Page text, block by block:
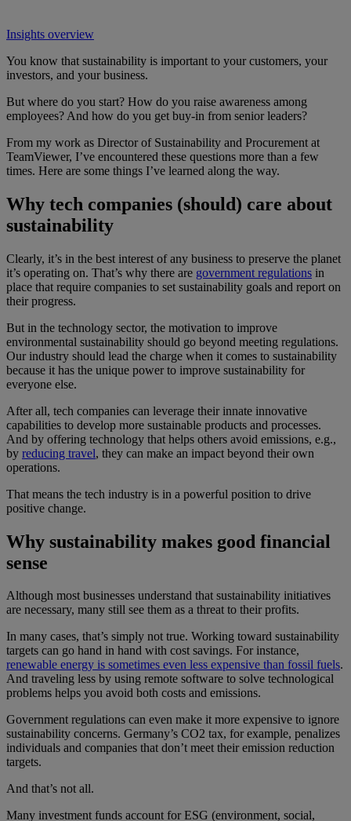
Insights overview
You know that sustainability is important to your customers, your
investors, and your business.
But where do you start? How do you raise awareness among
employees? And how do you get buy-in from senior leaders?
From my work as Director of Sustainability and Procurement at
TeamViewer, I’ve encountered these questions more than a few
times. Here are some things I’ve learned along the way.
Why tech companies (should) care about
sustainability
Clearly, it’s in the best interest of any business to preserve the planet
it’s operating on. That’s why there are government regulations in
place that require companies to set sustainability goals and report on
their progress.
But in the technology sector, the motivation to improve
environmental sustainability should go beyond meeting regulations.
Our industry should lead the charge when it comes to sustainability
because it has the unique power to improve sustainability for
everyone else.
After all, tech companies can leverage their innate innovative
capabilities to develop more sustainable products and processes.
And by offering technology that helps others avoid emissions, e.g.,
by reducing travel, they can make an impact beyond their own
operations.
That means the tech industry is in a powerful position to drive
positive change.
Why sustainability makes good financial
sense
Although most businesses understand that sustainability initiatives
are necessary, many still see them as a threat to their profits.
In many cases, that’s simply not true. Working toward sustainability
targets can go hand in hand with cost savings. For instance,
renewable energy is sometimes even less expensive than fossil fuels.
And traveling less by using remote software to solve technological
problems helps you avoid both costs and emissions.
Government regulations can even make it more expensive to ignore
sustainability concerns. Germany’s CO2 tax, for example, penalizes
individuals and companies that don’t meet their emission reduction
targets.
And that’s not all.
Many investment funds account for ESG (environment, social,